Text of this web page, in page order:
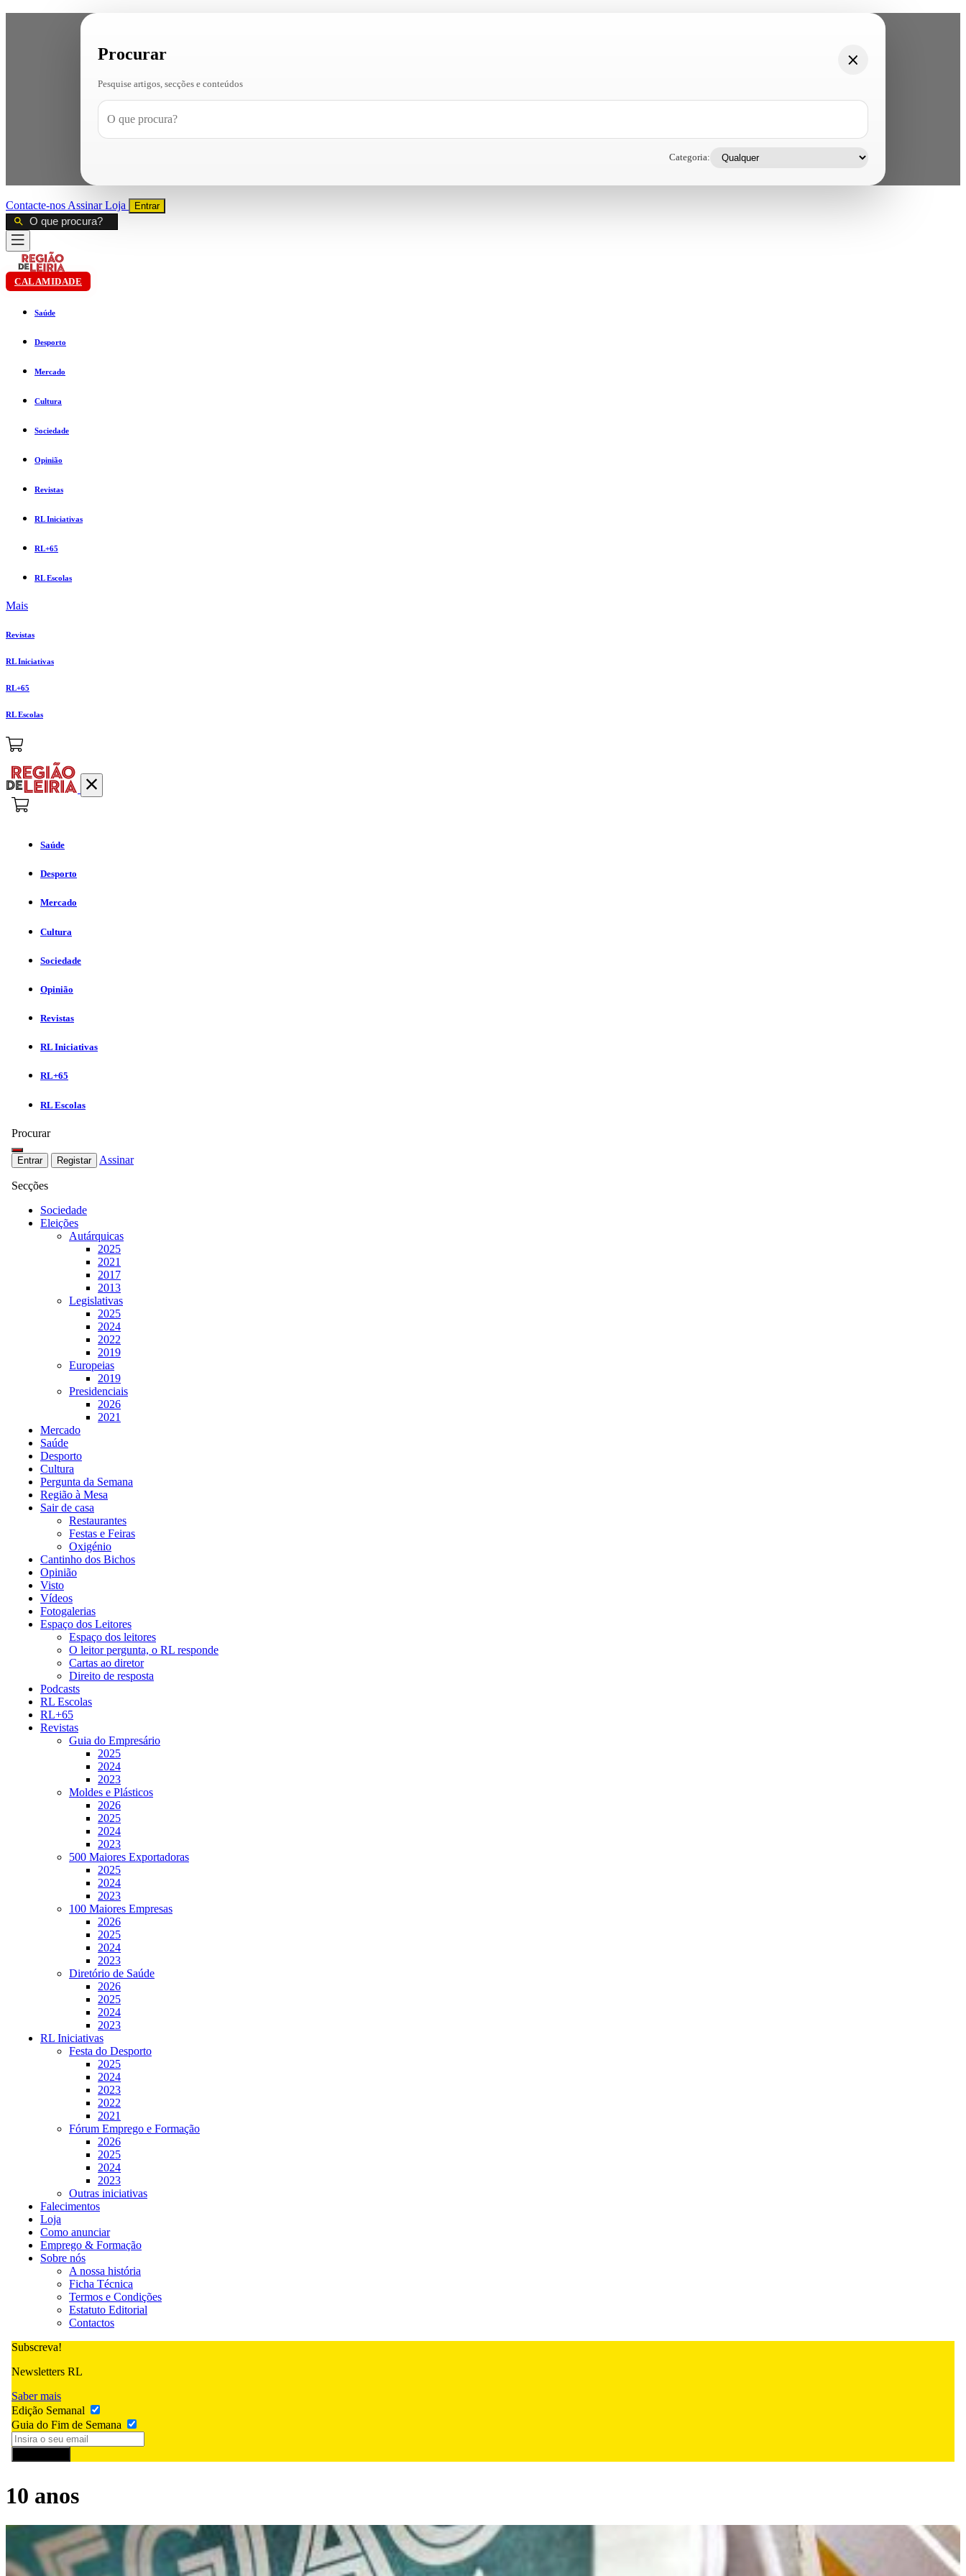
Procurar
Pesquise artigos, secções e conteúdos
Categoria:
Contacte-nos AssinarLoja Entrar
CALAMIDADE
Saúde
Desporto
Mercado
Cultura
Sociedade
Opinião
Revistas
RL Iniciativas
RL+65
RL Escolas
Mais
Revistas
RL Iniciativas
RL+65
RL Escolas
Saúde
Desporto
Mercado
Cultura
Sociedade
Opinião
Revistas
RL Iniciativas
RL+65
RL Escolas
Procurar
Entrar Registar Assinar
Secções
Sociedade
Eleições
Autárquicas
2025
2021
2017
2013
Legislativas
2025
2024
2022
2019
Europeias
2019
Presidenciais
2026
2021
Mercado
Saúde
Desporto
Cultura
Pergunta da Semana
Região à Mesa
Sair de casa
Restaurantes
Festas e Feiras
Oxigénio
Cantinho dos Bichos
Opinião
Visto
Vídeos
Fotogalerias
Espaço dos Leitores
Espaço dos leitores
O leitor pergunta, o RL responde
Cartas ao diretor
Direito de resposta
Podcasts
RL Escolas
RL+65
Revistas
Guia do Empresário
2025
2024
2023
Moldes e Plásticos
2026
2025
2024
2023
500 Maiores Exportadoras
2025
2024
2023
100 Maiores Empresas
2026
2025
2024
2023
Diretório de Saúde
2026
2025
2024
2023
RL Iniciativas
Festa do Desporto
2025
2024
2023
2022
2021
Fórum Emprego e Formação
2026
2025
2024
2023
Outras iniciativas
Falecimentos
Loja
Como anunciar
Emprego & Formação
Sobre nós
A nossa história
Ficha Técnica
Termos e Condições
Estatuto Editorial
Contactos
Subscreva!
Newsletters RL
Saber mais
Edição Semanal
Guia do Fim de Semana
10 anos